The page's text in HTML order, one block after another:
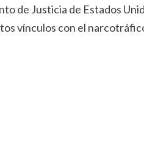
de Justicia de Estados
vínculos con el